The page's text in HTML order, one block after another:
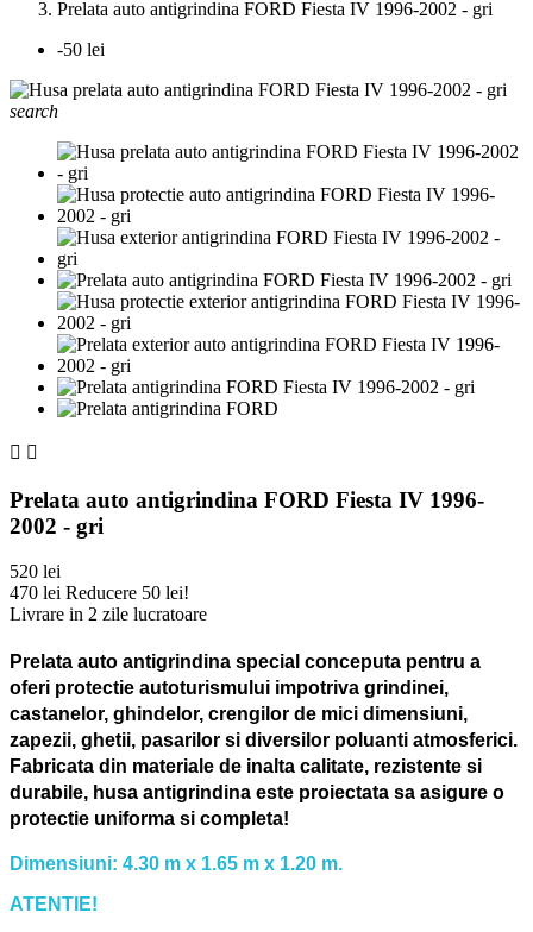
Prelata auto antigrindina FORD Fiesta IV 1996-2002 - gri
-50 lei
search
 
Prelata auto antigrindina FORD Fiesta IV 1996-
2002 - gri
520 lei
470 lei Reducere 50 lei!
Livrare in 2 zile lucratoare
Prelata auto antigrindina special conceputa pentru a
oferi protectie autoturismului impotriva grindinei,
castanelor, ghindelor, crengilor de mici dimensiuni,
zapezii, ghetii, pasarilor si diversilor poluanti atmosferici.
Fabricata din materiale de inalta calitate, rezistente si
durabile, husa antigrindina este proiectata sa asigure o
protectie uniforma si completa!
Dimensiuni: 4.30 m x 1.65 m x 1.20 m.
ATENTIE!